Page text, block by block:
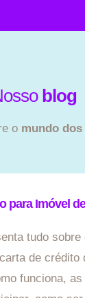
blog
o mundo
para Imóvel
tudo
de crédito
funciona,